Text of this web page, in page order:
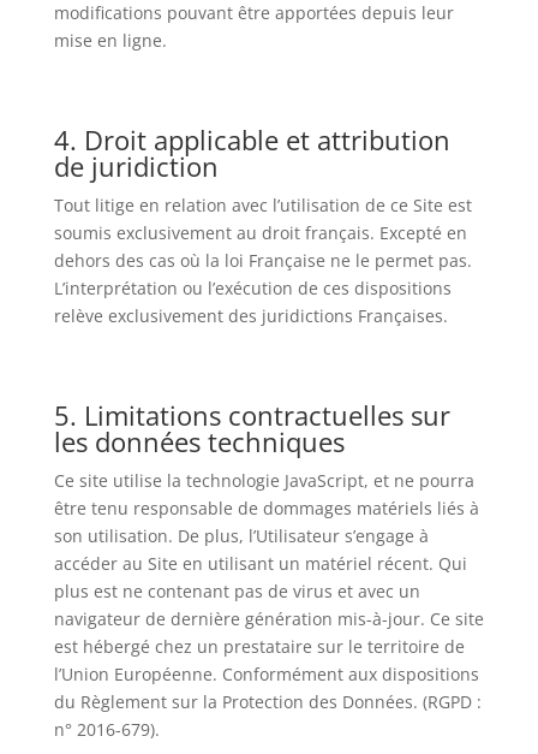
modifications pouvant être apportées depuis leur
mise en ligne.
4. Droit applicable et attribution
de juridiction
Tout litige en relation avec l’utilisation de ce Site est
soumis exclusivement au droit français. Excepté en
dehors des cas où la loi Française ne le permet pas.
L’interprétation ou l’exécution de ces dispositions
relève exclusivement des juridictions Françaises.
5. Limitations contractuelles sur
les données techniques
Ce site utilise la technologie JavaScript, et ne pourra
être tenu responsable de dommages matériels liés à
son utilisation. De plus, l’Utilisateur s’engage à
accéder au Site en utilisant un matériel récent. Qui
plus est ne contenant pas de virus et avec un
navigateur de dernière génération mis-à-jour. Ce site
est hébergé chez un prestataire sur le territoire de
l’Union Européenne. Conformément aux dispositions
du Règlement sur la Protection des Données. (RGPD :
n° 2016-679).